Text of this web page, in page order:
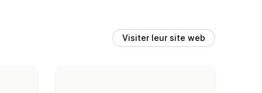
Visiter leur site web